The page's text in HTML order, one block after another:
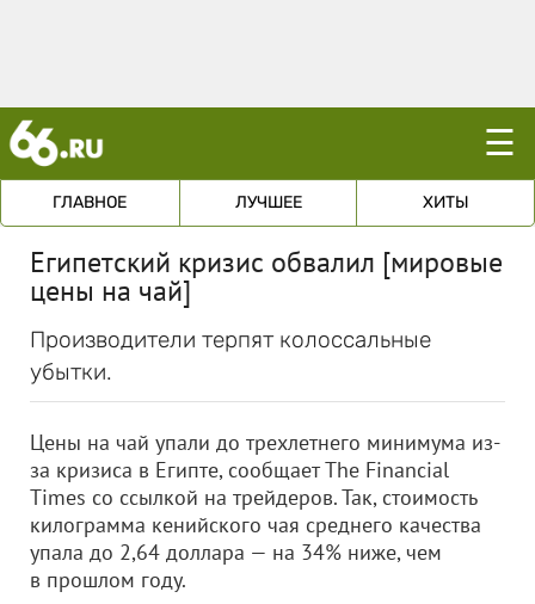
☰
ГЛАВНОЕ ЛУЧШЕЕ ХИТЫ
Египетский кризис обвалил [мировые
цены на чай]
Производители терпят колоссальные
убытки.
Цены на чай упали до трехлетнего минимума из-
за кризиса в Египте, сообщает The Financial
Times со ссылкой на трейдеров. Так, стоимость
килограмма кенийского чая среднего качества
упала до 2,64 доллара — на 34% ниже, чем
в прошлом году.